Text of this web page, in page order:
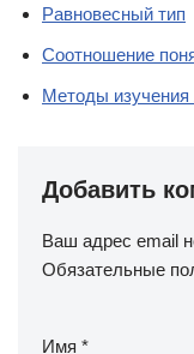
Равновесный тип
Соотношение
Методы изучения
Добавить
Ваш адрес email
Обязательные
Имя *